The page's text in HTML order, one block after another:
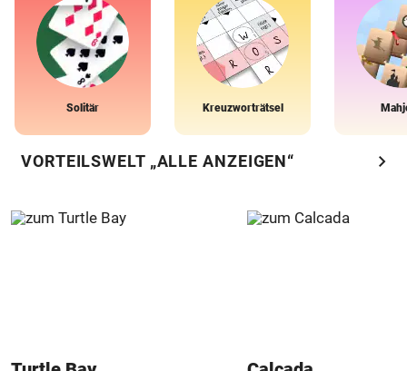
Solitär Kreuzworträtsel
VORTEILSWELT „ALLE ANZEIGEN“ chevron_right